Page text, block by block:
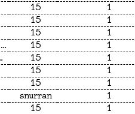
15 1
15 1
15 1
Dickens, Charles, 1812-1870 15 1
1989 15 1
15 1
15 1
snurran 1
15 1